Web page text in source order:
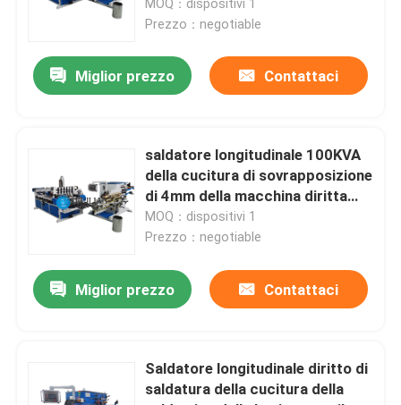
MOQ：dispositivi 1
Prezzo：negotiable
Miglior prezzo Contattaci
saldatore longitudinale 100KVA
della cucitura di sovrapposizione
di 4mm della macchina diritta
della saldatura continua
MOQ：dispositivi 1
Prezzo：negotiable
Miglior prezzo Contattaci
Saldatore longitudinale diritto di
saldatura della cucitura della